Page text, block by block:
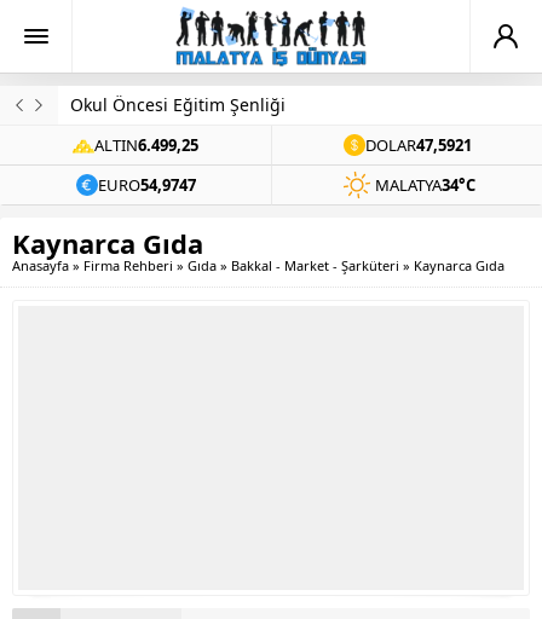
Okul Öncesi Eğitim Şenliği
ALTIN6.499,25 DOLAR47,5921
EURO54,9747 MALATYA34°C
Kaynarca Gıda
Anasayfa » Firma Rehberi » Gıda » Bakkal - Market - Şarküteri » Kaynarca Gıda